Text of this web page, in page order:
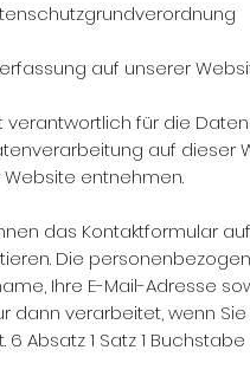
auf unserer
verantwortlich für die
auf dieser
entnehmen.
das Kontaktformular
Die
Ihre E-Mail-Adresse
dann verarbeitet, wenn
6 Absatz 1 Satz 1 Buchstabe